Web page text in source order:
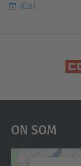
iCal
On Som